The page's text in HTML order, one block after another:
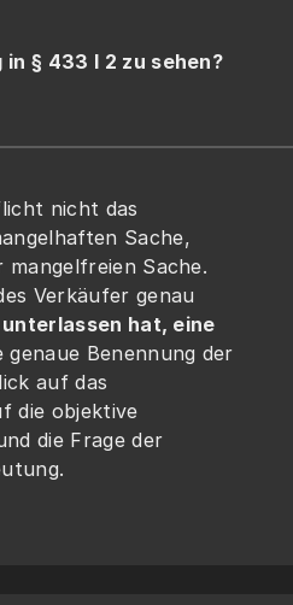
§ 433 I 2 zu sehen?
nicht das
Sache,
Sache.
Verkäufer genau
unterlassen hat, eine
genaue Benennung der
auf das
die objektive
die Frage der